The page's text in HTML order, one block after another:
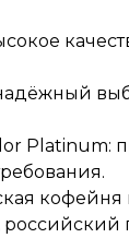
Platinum:
кофейня
российский